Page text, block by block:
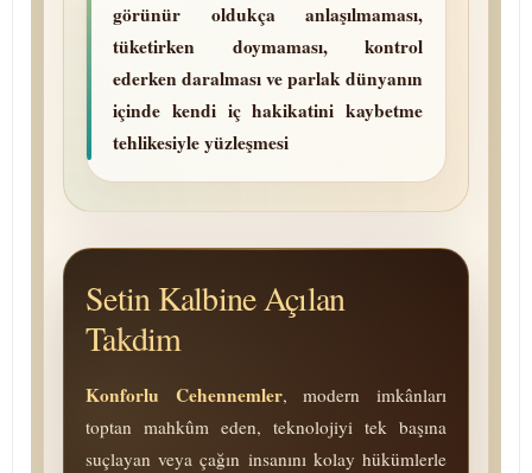
görünür oldukça anlaşılmaması,
tüketirken doymaması, kontrol
ederken daralması ve parlak dünyanın
içinde kendi iç hakikatini kaybetme
teh­li­ke­siy­le yüz­leş­me­si
Setin Kalbine Açılan
Takdim
Konforlu Cehennemler, modern imkânları
toptan mahkûm eden, teknolojiyi tek başına
suçlayan veya çağın insanını kolay hükümlerle